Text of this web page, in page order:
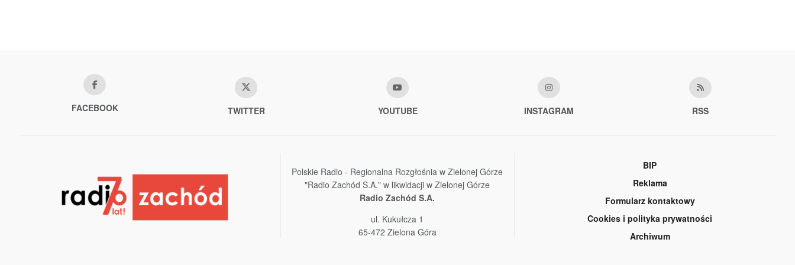
FACEBOOK TWITTER YOUTUBE INSTAGRAM RSS
Polskie Radio - Regionalna Rozgłośnia w Zielonej Górze
"Radio Zachód S.A." w likwidacji w Zielonej Górze
Radio Zachód S.A.
ul. Kukułcza 1
65-472 Zielona Góra
BIP
Reklama
Formularz kontaktowy
Cookies i polityka prywatności
Archiwum